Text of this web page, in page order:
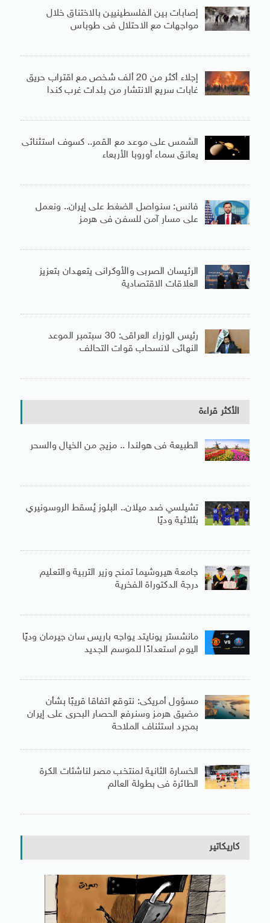
إصابات بين الفلسطينيين بالاختناق خلال
مواجهات مع الاحتلال فى طوباس
إجلاء أكثر من 20 ألف شخص مع اقتراب حريق
غابات سريع الانتشار من بلدات غرب كندا
الشمس على موعد مع القمر.. كسوف استثنائى
يعانق سماء أوروبا الأربعاء
فانس: سنواصل الضغط على إيران.. ونعمل
على مسار آمن للسفن فى هرمز
الرئيسان الصربى والأوكرانى يتعهدان بتعزيز
العلاقات الاقتصادية
رئيس الوزراء العراقى: 30 سبتمبر الموعد
النهائى لانسحاب قوات التحالف
الأكثر قراءة
الطبيعة فى هولندا .. مزيج من الخيال والسحر
تشيلسي ضد ميلان.. البلوز يُسقط الروسونيري
بثلاثية وديًا
جامعة هيروشيما تمنح وزير التربية والتعليم
درجة الدكتوراة الفخرية
مانشستر يونايتد يواجه باريس سان جيرمان وديًا
اليوم استعدادًا للموسم الجديد
مسؤول أمريكى: نتوقع اتفاقا قريبًا بشأن
مضيق هرمز وسنرفع الحصار البحرى على إيران
بمجرد استئناف الملاحة
الخسارة الثانية لمنتخب مصر لناشئات الكرة
الطائرة فى بطولة العالم
كاريكاتير